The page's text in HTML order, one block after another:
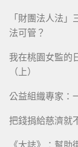
「財團法人法
法可管？
我在桃園女監的
（上）
公益組織專家：
把錢捐給慈濟就
《大誌》：幫